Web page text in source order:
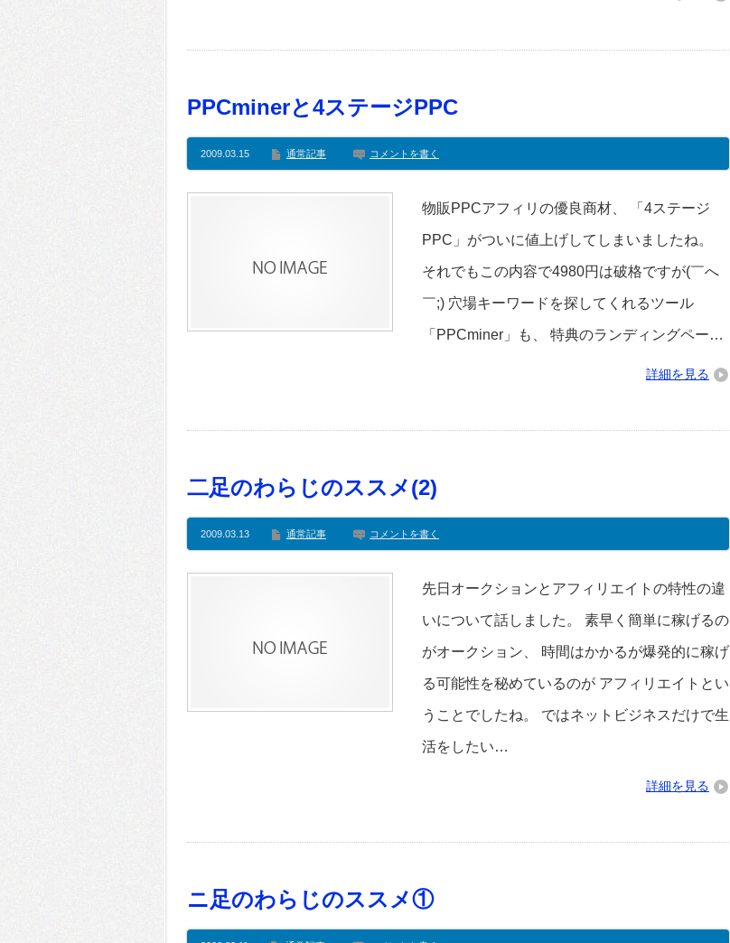
PPCminerと4ステージPPC
2009.03.15 通常記事 コメントを書く
物販PPCアフィリの優良商材、 「4ステージ
PPC」がついに値上げしてしまいましたね。
それでもこの内容で4980円は破格ですが(￣へ
￣;) 穴場キーワードを探してくれるツール
「PPCminer」も、 特典のランディングペー…
詳細を見る
二足のわらじのススメ(2)
2009.03.13 通常記事 コメントを書く
先日オークションとアフィリエイトの特性の違
いについて話しました。 素早く簡単に稼げるの
がオークション、 時間はかかるが爆発的に稼げ
る可能性を秘めているのが アフィリエイトとい
うことでしたね。 ではネットビジネスだけで生
活をしたい…
詳細を見る
ニ足のわらじのススメ①